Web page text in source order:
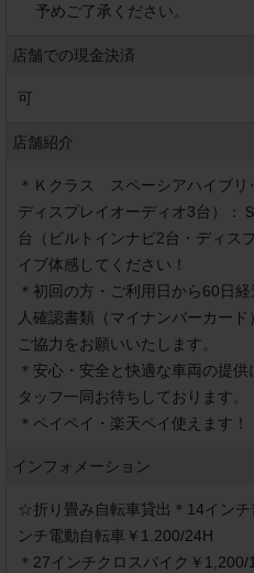
予めご了承ください。
店舗での現金決済
可
店舗紹介
＊Ｋクラス　スペーシアハイブ
ディスプレイオーディオ3台）：
台（ビルトインナビ2台・ディス
イブ体感してください！
＊初回の方・ご利用日から60日
人確認書類（マイナンバーカー
ご協力をお願いいたします。
＊安心・安全と快適な車両の提
タッフ一同お待ちしております。
＊ペイペイ・楽天ペイ使えます！
インフォメーション
☆折り畳み自転車貸出＊14イン
ンチ電動自転車￥1.200/24H
＊27インチクロスバイク￥1,200/